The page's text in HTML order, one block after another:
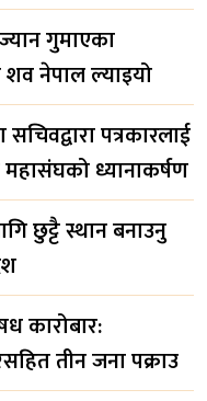
गुमाएका
शव नेपाल ल्याइयो
पत्रकारलाई
ध्यानाकर्षण
छुट्टै स्थान बनाउनु
कारोबार:
तीन जना पक्राउ